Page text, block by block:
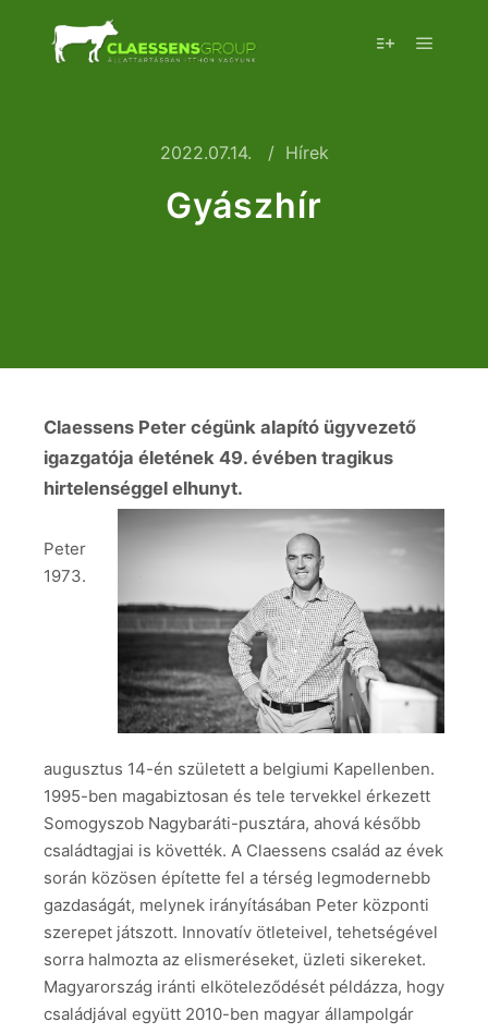
2022.07.14. Hírek
Gyászhír
Claessens Peter cégünk alapító ügyvezető
igazgatója életének 49. évében tragikus
hirtelenséggel elhunyt.
Peter
1973.
augusztus 14-én született a belgiumi Kapellenben.
1995-ben magabiztosan és tele tervekkel érkezett
Somogyszob Nagybaráti-pusztára, ahová később
családtagjai is követték. A Claessens család az évek
során közösen építette fel a térség legmodernebb
gazdaságát, melynek irányításában Peter központi
szerepet játszott. Innovatív ötleteivel, tehetségével
sorra halmozta az elismeréseket, üzleti sikereket.
Magyarország iránti elköteleződését példázza, hogy
családjával együtt 2010-ben magyar állampolgár